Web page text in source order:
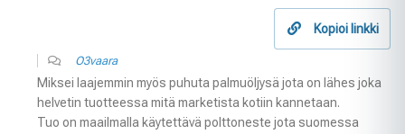
Kopioi linkki
O3vaara
Miksei laajemmin myös puhuta palmuöljysä jota on lähes joka
helvetin tuotteessa mitä marketista kotiin kannetaan.
Tuo on maailmalla käytettävä polttoneste jota suomessa